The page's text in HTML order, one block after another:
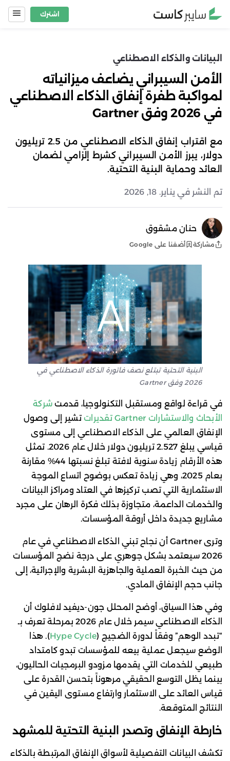
Skip
اشترك
البيانات والذكاء الاصطناعي
الأمن السيبراني يضاعف ميزانياته
لمواكبة طفرة إنفاق الذكاء الاصطناعي
في 2026 وفق Gartner
مع اقتراب إنفاق الذكاء الاصطناعي من 2.5 تريليون
دولار، يبرز الأمن السيبراني كشرط إلزامي لضمان
العائد وحماية البنية التحتية.
تم النشر في يناير. 18, 2026
حنان مشقوق
مشاركة أضفنا على Google
البنية التحتية تبتلع نصف فاتورة الذكاء الاصطناعي في
2026 وفق Gartner
في قراءة لواقع ومستقبل التكنولوجيا، قدمت شركة
الأبحاث والاستشارات Gartner تقديرات
تشير إلى وصول
الإنفاق العالمي على الذكاء الاصطناعي إلى مستوى
قياسي يبلغ 2.527 تريليون دولار خلال عام 2026. تمثل
هذه الأرقام زيادة سنوية لافتة تبلغ نسبتها 44% مقارنة
بعام 2025، وهي زيادة تعكس بوضوح اتساع الموجة
الاستثمارية التي تصب تركيزها في العتاد ومراكز البيانات
والخدمات الداعمة، متجاوزة بذلك فكرة الرهان على مجرد
مشاريع جديدة داخل أروقة المؤسسات.
وترى Gartner أن نجاح تبني الذكاء الاصطناعي في عام
2026 سيعتمد بشكل جوهري على درجة نضج المؤسسات
من حيث الخبرة العملية والجاهزية البشرية والإجرائية، إلى
جانب حجم الإنفاق المادي.
وفي هذا السياق، أوضح المحلل جون-ديفيد لافلوك أن
الذكاء الاصطناعي سيمر خلال عام 2026 بمرحلة تعرف بـ
“تبدد الوهم” وفقاً لدورة الضجيج (Hype Cycle). هذا
الوضع سيجعل عملية بيعه للمؤسسات تبدو كامتداد
طبيعي للخدمات التي يقدمها مزودو البرمجيات الحاليون،
بينما يظل التوسع الحقيقي مرهوناً بتحسن القدرة على
قياس العائد على الاستثمار وارتفاع مستوى اليقين في
النتائج المتوقعة.
خارطة الإنفاق وتصدر البنية التحتية للمشهد
تكشف البيانات التفصيلية لأسواق الإنفاق المرتبطة بالذكاء